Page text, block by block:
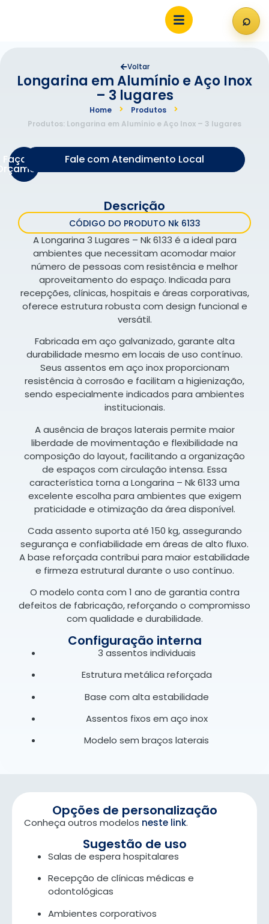
⌕
Voltar
Longarina em Alumínio e Aço Inox
– 3 lugares
Home
Produtos
Produtos: Longarina em Alumínio e Aço Inox – 3 lugares
Faça um Fale com Atendimento Local
Descrição
CÓDIGO DO PRODUTO Nk 6133
A Longarina 3 Lugares – Nk 6133 é a ideal para
ambientes que necessitam acomodar maior
número de pessoas com resistência e melhor
aproveitamento do espaço. Indicada para
recepções, clínicas, hospitais e áreas corporativas,
oferece estrutura robusta com design funcional e
versátil.
Fabricada em aço galvanizado, garante alta
durabilidade mesmo em locais de uso contínuo.
Seus assentos em aço inox proporcionam
resistência à corrosão e facilitam a higienização,
sendo especialmente indicados para ambientes
institucionais.
A ausência de braços laterais permite maior
liberdade de movimentação e flexibilidade na
composição do layout, facilitando a organização
de espaços com circulação intensa. Essa
característica torna a Longarina – Nk 6133 uma
excelente escolha para ambientes que exigem
praticidade e otimização da área disponível.
Cada assento suporta até 150 kg, assegurando
segurança e confiabilidade em áreas de alto fluxo.
A base reforçada contribui para maior estabilidade
e firmeza estrutural durante o uso contínuo.
O modelo conta com 1 ano de garantia contra
defeitos de fabricação, reforçando o compromisso
com qualidade e durabilidade.
Configuração interna
3 assentos individuais
Estrutura metálica reforçada
Base com alta estabilidade
Assentos fixos em aço inox
Modelo sem braços laterais
Opções de personalização
Conheça outros modelos neste link.
Sugestão de uso
Salas de espera hospitalares
Recepção de clínicas médicas e
odontológicas
Ambientes corporativos